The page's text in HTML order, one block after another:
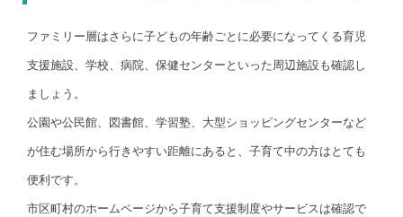
ファミリー層はさらに子どもの年齢ごとに必要になってくる育児
支援施設、学校、病院、保健センターといった周辺施設も確認し
ましょう。
公園や公民館、図書館、学習塾、大型ショッピングセンターなど
が住む場所から行きやすい距離にあると、子育て中の方はとても
便利です。
市区町村のホームページから子育て支援制度やサービスは確認で